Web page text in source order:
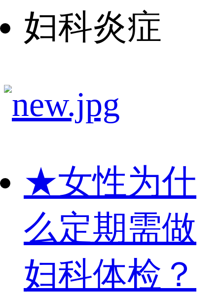
妇科炎症
★女性为什
么定期需做
妇科体检？